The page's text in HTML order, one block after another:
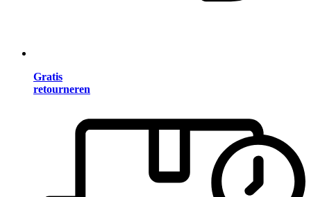
Gratis
retourneren